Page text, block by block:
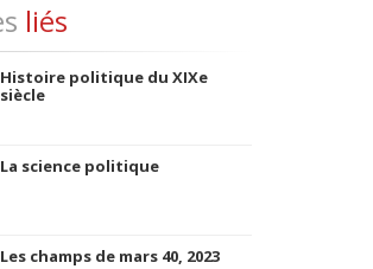
liés
Histoire politique du XIXe
siècle
La science politique
Les champs de mars 40, 2023